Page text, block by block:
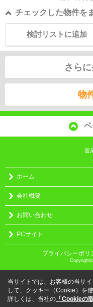
チェックした物件を
検討リストに追加
さら
物
営
ホーム
会社概要
お問い合わせ
PCサイト
プライバシーポリ
当サイトでは、お客様の当サ
して、クッキー（Cookie）を
詳しくは、当社の 「Cookieの